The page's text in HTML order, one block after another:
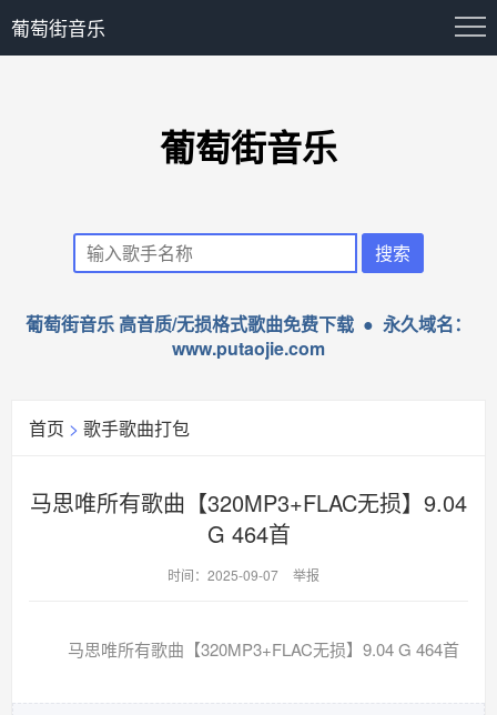
葡萄街音乐
葡萄街音乐
葡萄街音乐 高音质/无损格式歌曲免费下载 ● 永久域名：
www.putaojie.com
首页 > 歌手歌曲打包
马思唯所有歌曲【320MP3+FLAC无损】9.04
G 464首
时间：2025-09-07 举报
马思唯所有歌曲【320MP3+FLAC无损】9.04 G 464首